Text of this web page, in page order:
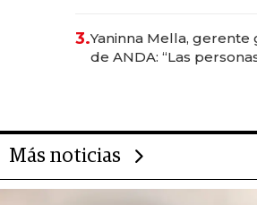
anticipación y prepara
3.Yaninna Mella, gerente
de ANDA: “Las
Más noticias